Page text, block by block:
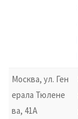
Москва, ул. Ген
ерала Тюлене
ва, 41А